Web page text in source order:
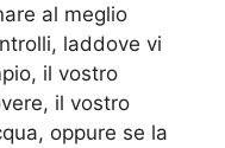
al meglio
laddove vi
il vostro
il vostro
oppure se la